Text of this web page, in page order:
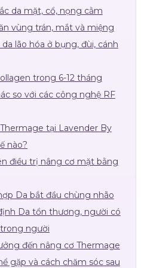
da mặt, cổ, nọng cằm
vùng trán, mắt và miệng
lão hóa ở bụng, đùi, cánh
trong 6-12 tháng
so với các công nghệ RF
tại Lavender By
nào?
điều trị nâng cơ mặt bằng
Da bắt đầu chùng nhão
Da tổn thương, người có
người
đến nâng cơ Thermage
gặp và cách chăm sóc sau